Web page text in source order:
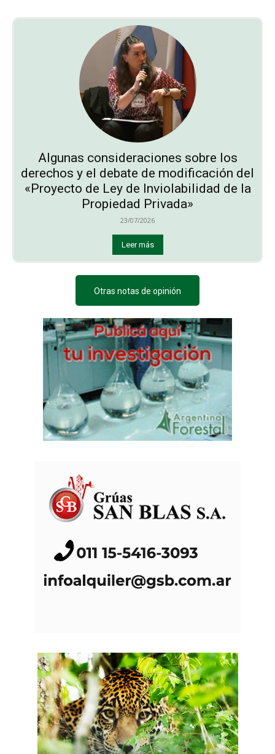
Algunas consideraciones sobre los
derechos y el debate de modificación del
«Proyecto de Ley de Inviolabilidad de la
Propiedad Privada»
23/07/2026
Leer más
Otras notas de opinión